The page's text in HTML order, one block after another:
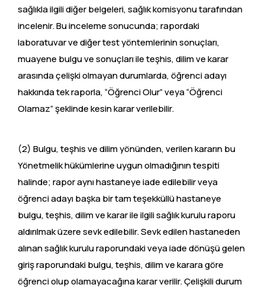
sağlıkla ilgili diğer belgeleri, sağlık komisyonu tarafından
incelenir. Bu inceleme sonucunda; rapordaki
laboratuvar ve diğer test yöntemlerinin sonuçları,
muayene bulgu ve sonuçları ile teşhis, dilim ve karar
arasında çelişki olmayan durumlarda, öğrenci adayı
hakkında tek raporla, “Öğrenci Olur” veya “Öğrenci
Olamaz” şeklinde kesin karar verilebilir.
(2) Bulgu, teşhis ve dilim yönünden, verilen kararın bu
Yönetmelik hükümlerine uygun olmadığının tespiti
halinde; rapor aynı hastaneye iade edilebilir veya
öğrenci adayı başka bir tam teşekküllü hastaneye
bulgu, teşhis, dilim ve karar ile ilgili sağlık kurulu raporu
aldırılmak üzere sevk edilebilir. Sevk edilen hastaneden
alınan sağlık kurulu raporundaki veya iade dönüşü gelen
giriş raporundaki bulgu, teşhis, dilim ve karara göre
öğrenci olup olamayacağına karar verilir. Çelişkili durum